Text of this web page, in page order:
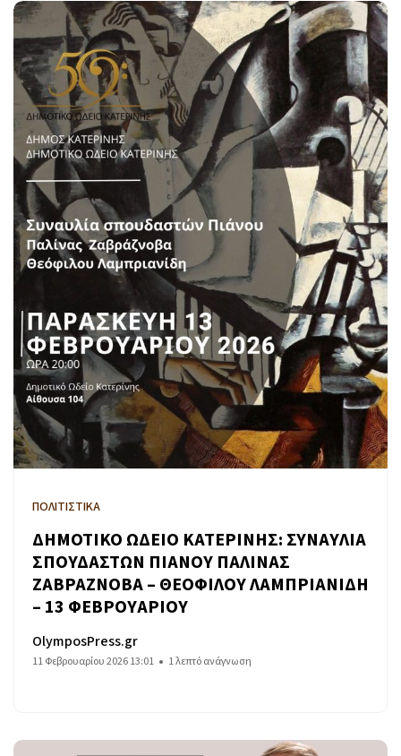
ΠΟΛΙΤΙΣΤΙΚΑ
ΔΗΜΟΤΙΚΟ ΩΔΕΙΟ ΚΑΤΕΡΙΝΗΣ: ΣΥΝΑΥΛΙΑ
ΣΠΟΥΔΑΣΤΩΝ ΠΙΑΝΟΥ ΠΑΛΙΝΑΣ
ΖΑΒΡΑΖΝΟΒΑ – ΘΕΟΦΙΛΟΥ ΛΑΜΠΡΙΑΝΙΔΗ
– 13 ΦΕΒΡΟΥΑΡΙΟΥ
OlymposPress.gr
11 Φεβρουαρίου 2026 13:01 1 λεπτό ανάγνωση